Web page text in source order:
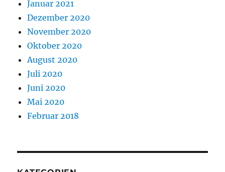
Januar 2021
Dezember 2020
November 2020
Oktober 2020
August 2020
Juli 2020
Juni 2020
Mai 2020
Februar 2018